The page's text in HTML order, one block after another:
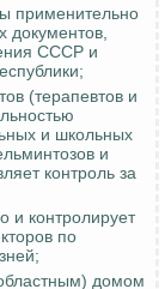
применительно
документов,
СССР и
(терапевтов и
и школьных
и
контроль за
и контролирует
по
домом